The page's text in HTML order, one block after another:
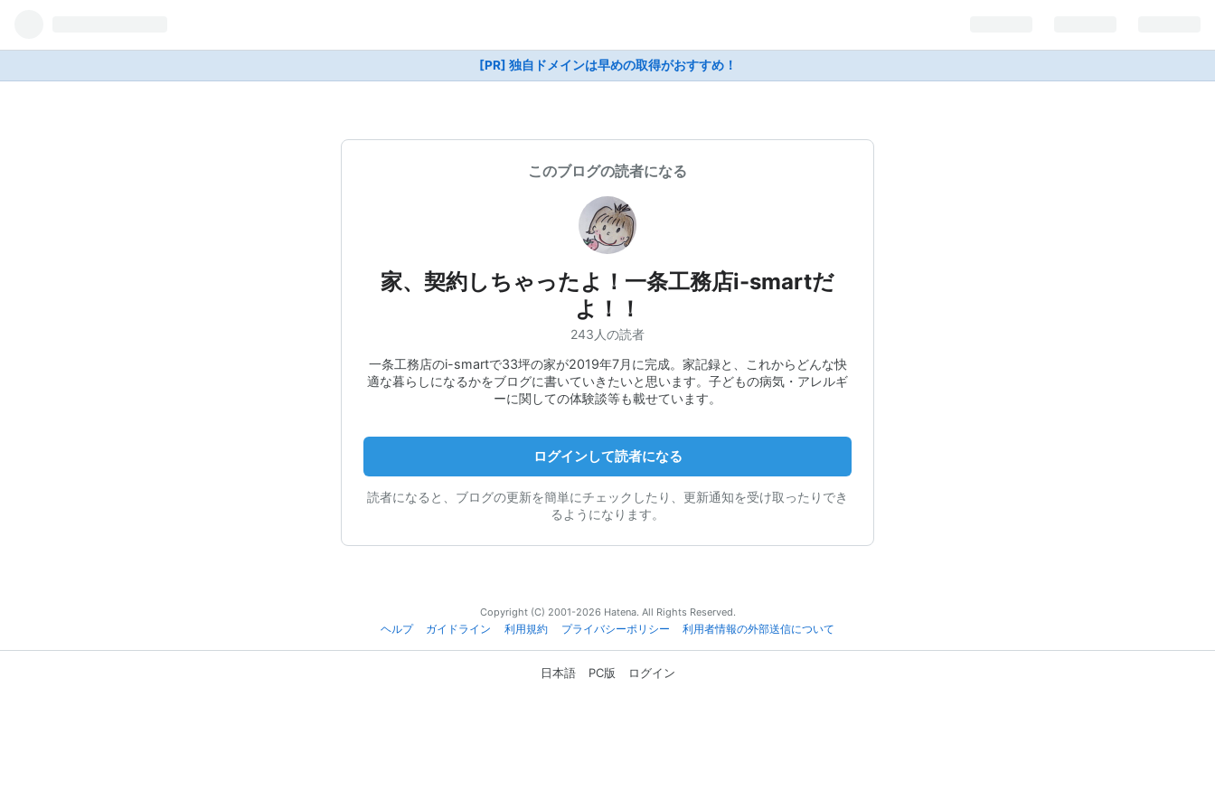
[PR] 独自ドメインは早めの取得がおすすめ！
このブログの読者になる
家、契約しちゃったよ！一条工務店i-smartだ
よ！！
243人の読者
一条工務店のi-smartで33坪の家が2019年7月に完成。家記録と、これからどんな快
適な暮らしになるかをブログに書いていきたいと思います。子どもの病気・アレルギ
ーに関しての体験談等も載せています。
ログインして読者になる
読者になると、ブログの更新を簡単にチェックしたり、更新通知を受け取ったりでき
るようになります。
Copyright (C) 2001-2026 Hatena. All Rights Reserved.
ヘルプ
ガイドライン 利用規約 プライバシーポリシー 利用者情報の外部送信について
日本語 PC版 ログイン